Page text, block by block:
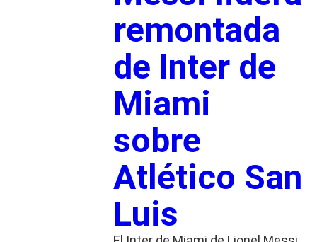
remontada
de Inter de
Miami
sobre
Atlético San
Luis